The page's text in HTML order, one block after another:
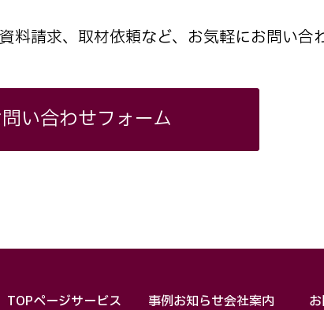
料請求、取材依頼など、お気軽にお問い合
い合わせフォーム
TOPページサービス 事例お知らせ会社案内